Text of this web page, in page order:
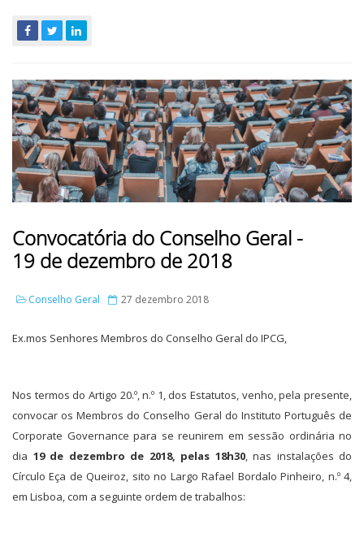
Convocatória do Conselho Geral -
19 de dezembro de 2018
Conselho Geral 27 dezembro 2018
Ex.mos Senhores Membros do Conselho Geral do IPCG,
Nos termos do Artigo 20.º, n.º 1, dos Estatutos, venho, pela presente,
convocar os Membros do Conselho Geral do Instituto Português de
Corporate Governance para se reunirem em sessão ordinária no
dia 19 de dezembro de 2018, pelas 18h30, nas instalações do
Círculo Eça de Queiroz, sito no Largo Rafael Bordalo Pinheiro, n.º 4,
em Lisboa, com a seguinte ordem de trabalhos: